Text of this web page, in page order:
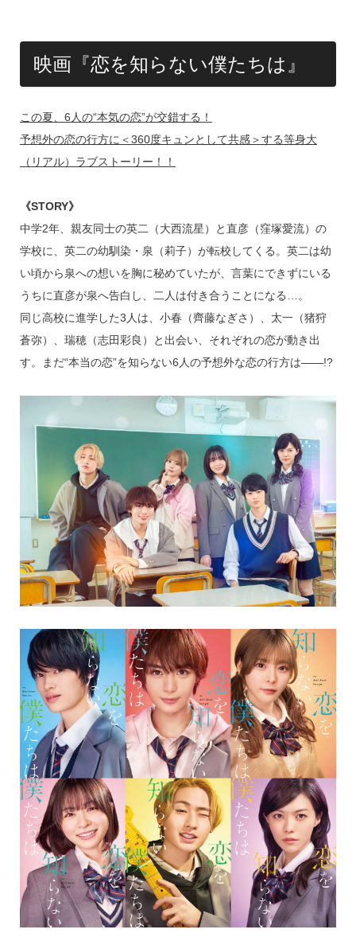
映画『恋を知らない僕たちは』
この夏、6人の“本気の恋”が交錯する！
予想外の恋の行方に＜360度キュンとして共感＞する等身大
（リアル）ラブストーリー！！
《STORY》
中学2年、親友同士の英二（大西流星）と直彦（窪塚愛流）の
学校に、英二の幼馴染・泉（莉子）が転校してくる。英二は幼
い頃から泉への想いを胸に秘めていたが、言葉にできずにいる
うちに直彦が泉へ告白し、二人は付き合うことになる…。
同じ高校に進学した3人は、小春（齊藤なぎさ）、太一（猪狩
蒼弥）、瑞穂（志田彩良）と出会い、それぞれの恋が動き出
す。まだ“本当の恋”を知らない6人の予想外な恋の行方は――!?